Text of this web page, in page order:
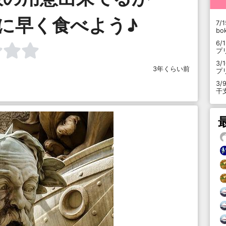
早く食べよう♪
3年くらい前
7/
6/
プ
3/
プ
3/9
干